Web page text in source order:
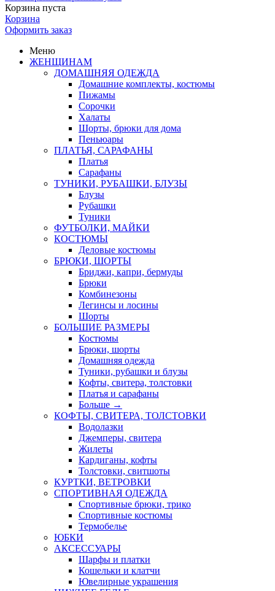
Корзина пуста
Корзина
Оформить заказ
Меню
ЖЕНЩИНАМ
ДОМАШНЯЯ ОДЕЖДА
Домашние комплекты, костюмы
Пижамы
Сорочки
Халаты
Шорты, брюки для дома
Пеньюары
ПЛАТЬЯ, САРАФАНЫ
Платья
Сарафаны
ТУНИКИ, РУБАШКИ, БЛУЗЫ
Блузы
Рубашки
Туники
ФУТБОЛКИ, МАЙКИ
КОСТЮМЫ
Деловые костюмы
БРЮКИ, ШОРТЫ
Бриджи, капри, бермуды
Брюки
Комбинезоны
Легинсы и лосины
Шорты
БОЛЬШИЕ РАЗМЕРЫ
Костюмы
Брюки, шорты
Домашняя одежда
Туники, рубашки и блузы
Кофты, свитера, толстовки
Платья и сарафаны
Больше →
КОФТЫ, СВИТЕРА, ТОЛСТОВКИ
Водолазки
Джемперы, свитера
Жилеты
Кардиганы, кофты
Толстовки, свитшоты
КУРТКИ, ВЕТРОВКИ
СПОРТИВНАЯ ОДЕЖДА
Спортивные брюки, трико
Спортивные костюмы
Термобелье
ЮБКИ
AКСЕССУАРЫ
Шарфы и платки
Кошельки и клатчи
Ювелирные украшения